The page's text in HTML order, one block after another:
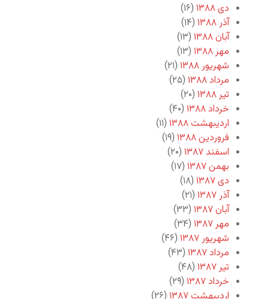
دی ۱۳۸۸
(۱۶)
آذر ۱۳۸۸
(۱۴)
آبان ۱۳۸۸
(۱۳)
مهر ۱۳۸۸
(۱۳)
شهریور ۱۳۸۸
(۲۱)
مرداد ۱۳۸۸
(۲۵)
تیر ۱۳۸۸
(۲۰)
خرداد ۱۳۸۸
(۴۰)
اردیبهشت ۱۳۸۸
(۱۱)
فروردین ۱۳۸۸
(۱۹)
اسفند ۱۳۸۷
(۲۰)
بهمن ۱۳۸۷
(۱۷)
دی ۱۳۸۷
(۱۸)
آذر ۱۳۸۷
(۲۱)
آبان ۱۳۸۷
(۳۳)
مهر ۱۳۸۷
(۳۴)
شهریور ۱۳۸۷
(۴۶)
مرداد ۱۳۸۷
(۴۳)
تیر ۱۳۸۷
(۴۸)
خرداد ۱۳۸۷
(۲۹)